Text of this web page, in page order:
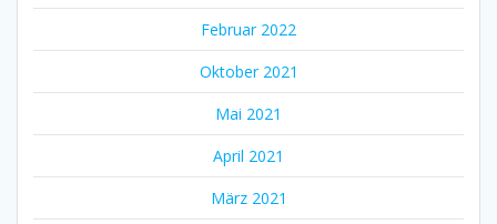
Februar 2022
Oktober 2021
Mai 2021
April 2021
März 2021